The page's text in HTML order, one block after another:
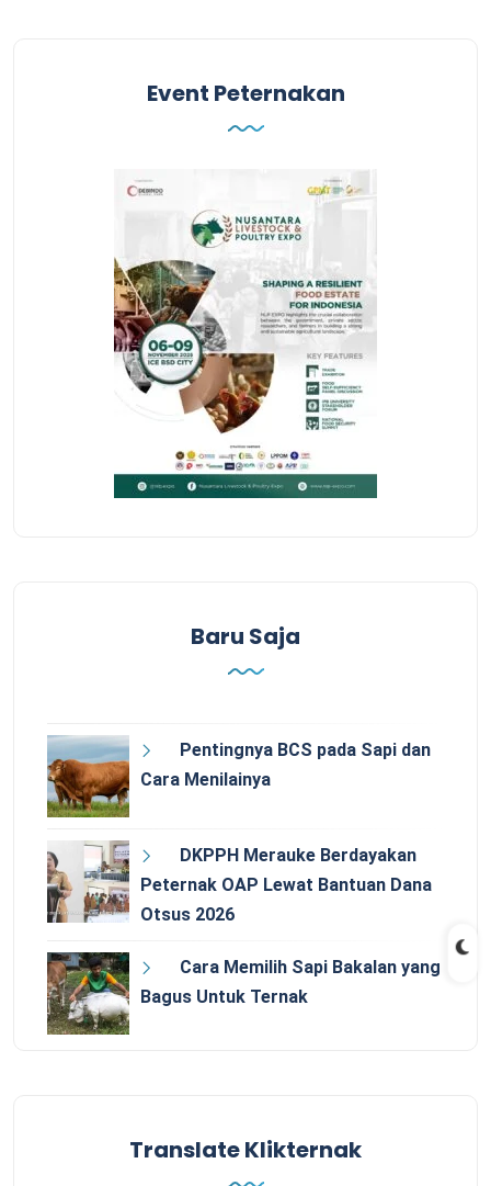
Event Peternakan
Baru Saja
Pentingnya BCS pada Sapi dan
Cara Menilainya
DKPPH Merauke Berdayakan
Peternak OAP Lewat Bantuan Dana
Otsus 2026
Cara Memilih Sapi Bakalan yang
Bagus Untuk Ternak
Translate Klikternak